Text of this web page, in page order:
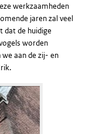
werkzaamheden
jaren zal veel
dat de huidige
worden
aan de zij- en